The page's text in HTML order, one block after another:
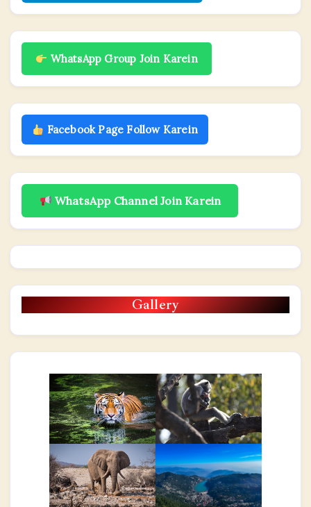
WhatsApp Group Join Karein
Facebook Page Follow Karein
WhatsApp Channel Join Karein
Gallery